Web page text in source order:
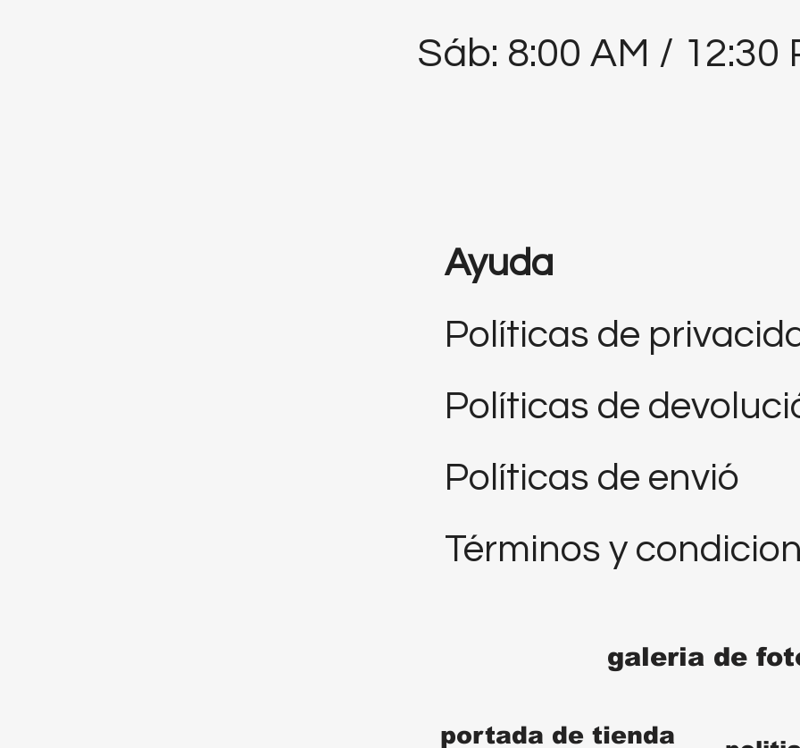
Sáb: 8:00 AM / 12:30
Ayuda
Políticas de
Políticas de
Políticas de envió
Términos y
galeria de
portada de tienda